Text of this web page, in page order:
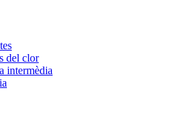
del clor
intermèdia